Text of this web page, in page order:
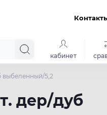
кабинет
выбеленный/5,2
дер/дуб